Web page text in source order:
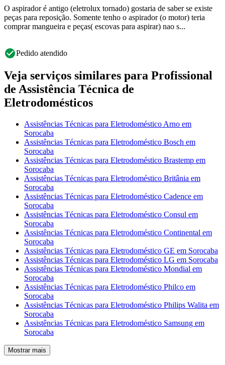
O aspirador é antigo (eletrolux tornado) gostaria de saber se existe
peças para reposição. Somente tenho o aspirador (o motor) teria
comprar mangueira e peças( escovas para aspirar) nao s...
Pedido atendido
Veja serviços similares para Profissional
de Assistência Técnica de
Eletrodomésticos
Assistências Técnicas para Eletrodoméstico Arno em
Sorocaba
Assistências Técnicas para Eletrodoméstico Bosch em
Sorocaba
Assistências Técnicas para Eletrodoméstico Brastemp em
Sorocaba
Assistências Técnicas para Eletrodoméstico Britânia em
Sorocaba
Assistências Técnicas para Eletrodoméstico Cadence em
Sorocaba
Assistências Técnicas para Eletrodoméstico Consul em
Sorocaba
Assistências Técnicas para Eletrodoméstico Continental em
Sorocaba
Assistências Técnicas para Eletrodoméstico GE em Sorocaba
Assistências Técnicas para Eletrodoméstico LG em Sorocaba
Assistências Técnicas para Eletrodoméstico Mondial em
Sorocaba
Assistências Técnicas para Eletrodoméstico Philco em
Sorocaba
Assistências Técnicas para Eletrodoméstico Philips Walita em
Sorocaba
Assistências Técnicas para Eletrodoméstico Samsung em
Sorocaba
Mostrar mais